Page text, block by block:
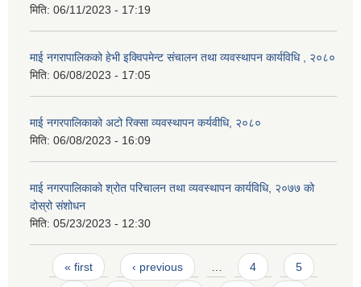
मिति: 06/11/2023 - 17:19
माई नगरापालिकको हेभी इक्विपमेन्ट संचालन तथा व्यवस्थापन कार्यविधि , २०८०
मिति: 06/08/2023 - 17:05
माई नगरपालिकाको अटो रिक्सा व्यवस्थापन कर्यवीधि, २०८०
मिति: 06/08/2023 - 16:09
माई नगरपालिकाको श्रोत परिचालन तथा व्यवस्थापन कार्यविधि, २०७७ को
दोस्रो संशोधन
मिति: 05/23/2023 - 12:30
Pages
« first ‹ previous … 4 5